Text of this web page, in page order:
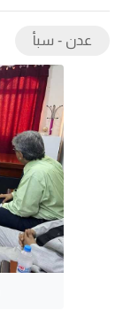
عدن - سبأ